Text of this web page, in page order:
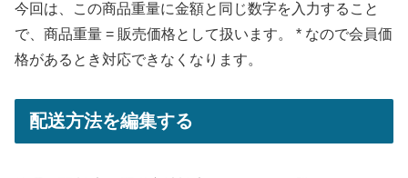
今回は、この商品重量に金額と同じ数字を入力すること
で、商品重量 = 販売価格として扱います。 * なので会員価
格があるとき対応できなくなります。
配送方法を編集する